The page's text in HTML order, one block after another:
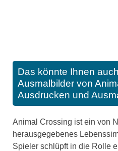
Das könnte Ihnen
Ausmalbilder von
Ausdrucken und
Animal Crossing ist ein von
herausgegebenes
Spieler schlüpft in die Rolle